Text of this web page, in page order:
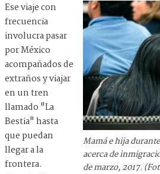
Mamá e hija
acerca de
de marzo, 2017.
Ese viaje con
frecuencia
involucra pasar
por México
acompañados de
extraños y viajar
en un tren
llamado "La
Bestia" hasta
que puedan
llegar a la
frontera.